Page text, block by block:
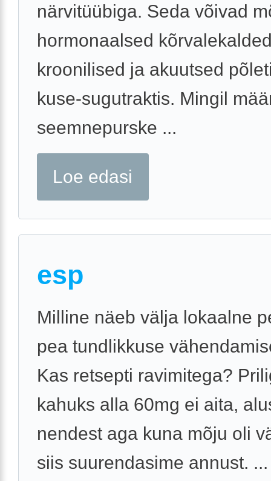
närvitüübiga. Seda võivad
hormonaalsed
kroonilised ja akuutsed
kuse-sugutraktis. Mingil
seemnepurske ...
Loe edasi
esp
Milline näeb välja lokaalne
pea tundlikkuse
Kas retsepti ravimitega?
kahuks alla 60mg ei aita,
nendest aga kuna mõju oli
siis suurendasime annust. ...